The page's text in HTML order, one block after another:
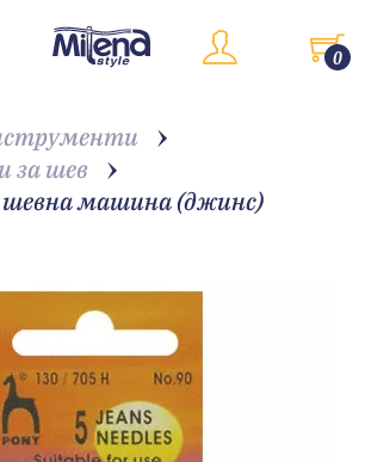
0
за шев
шевна машина (джинс)